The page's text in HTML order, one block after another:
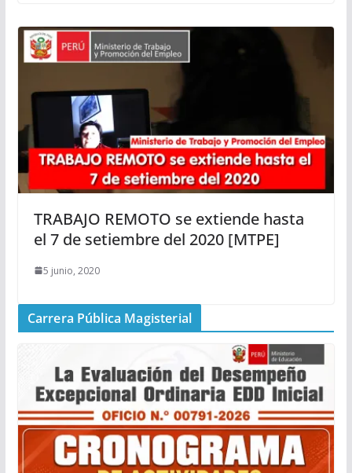
TRABAJO REMOTO se extiende hasta
el 7 de setiembre del 2020 [MTPE]
5 junio, 2020
Carrera Pública Magisterial